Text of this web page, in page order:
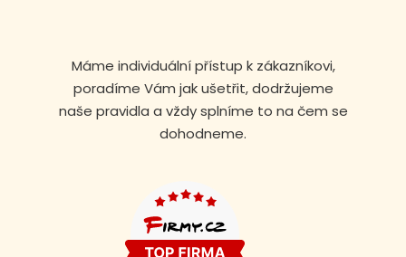
Máme individuální přístup k zákazníkovi,
poradíme Vám jak ušetřit, dodržujeme
naše pravidla a vždy splníme to na čem se
dohodneme.